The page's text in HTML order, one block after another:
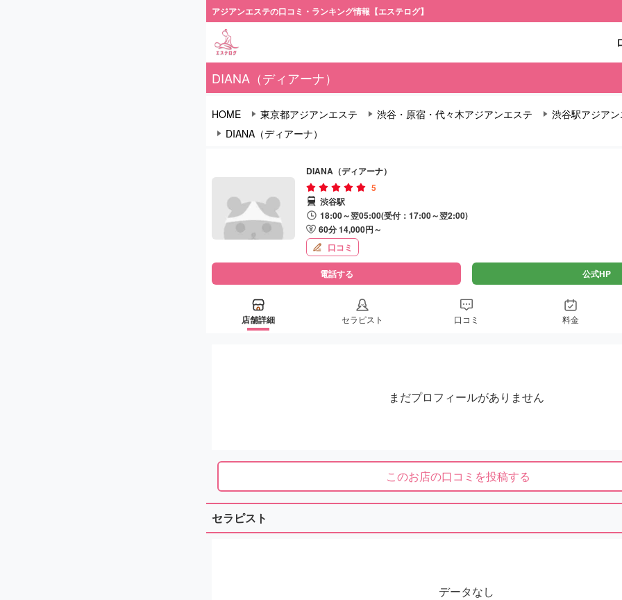
アジアンエステの口コミ・ランキング情報【エステログ】
DIANA（ディアーナ）
HOME 東京都アジアンエステ 渋谷・原宿・代々木アジアンエステ
渋谷駅アジア
DIANA（ディアーナ）
DIANA（ディアーナ）
5
渋谷駅
18:00～翌05:00(受付：17:00～翌2:00)
60分 14,000円～
口コミ
電話する 公式HP
店舗詳細 セラピスト 口コミ 料金
まだプロフィールがありません
このお店の口コミを投稿する
セラピスト
データなし